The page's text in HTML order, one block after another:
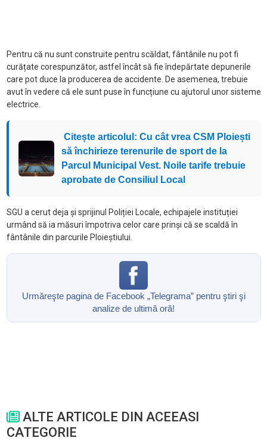
Pentru că nu sunt construite pentru scăldat, fântânile nu pot fi
curățate corespunzător, astfel încât să fie îndepărtate depunerile
care pot duce la producerea de accidente. De asemenea, trebuie
avut în vedere că ele sunt puse în funcțiune cu ajutorul unor sisteme
electrice.
Citește articolul: Cu cât vrea CSM Ploiești
să închirieze terenurile de sport de la
Parcul Municipal Vest. Noile tarife trebuie
aprobate de Consiliul Local
SGU a cerut deja și sprijinul Poliției Locale, echipajele instituției
urmând să ia măsuri împotriva celor care prinși că se scaldă în
fântânile din parcurile Ploieștiului.
Urmăreşte pagina de Facebook „Telegrama” pentru ştiri şi
analize de ultimă oră!
ALTE ARTICOLE DIN ACEEASI
CATEGORIE